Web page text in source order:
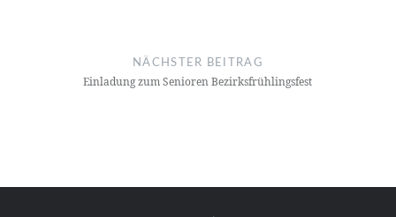
NÄCHSTER BEITRAG
Einladung zum Senioren Bezirksfrühlingsfest